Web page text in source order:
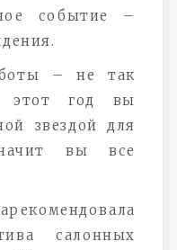
событие –
– не так
этот год вы
звездой для
вы все
салонных